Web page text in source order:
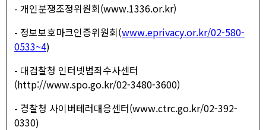
- 개인분쟁조정위원회(www.1336.or.kr)
- 정보보호마크인증위원회(www.eprivacy.or.kr/02-580-
0533~4)
- 대검찰청 인터넷범죄수사센터
(http://www.spo.go.kr/02-3480-3600)
- 경찰청 사이버테러대응센터(www.ctrc.go.kr/02-392-
0330)